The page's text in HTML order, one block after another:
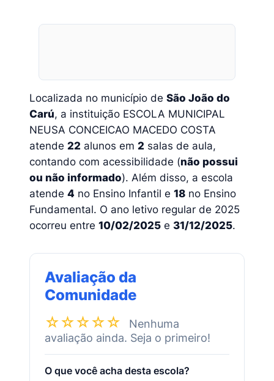
Localizada no município de São João do
Carú, a instituição ESCOLA MUNICIPAL
NEUSA CONCEICAO MACEDO COSTA
atende 22 alunos em 2 salas de aula,
contando com acessibilidade (não possui
ou não informado). Além disso, a escola
atende 4 no Ensino Infantil e 18 no Ensino
Fundamental. O ano letivo regular de 2025
ocorreu entre 10/02/2025 e 31/12/2025.
Avaliação da
Comunidade
☆☆☆☆☆
Nenhuma
avaliação ainda. Seja o primeiro!
O que você acha desta escola?